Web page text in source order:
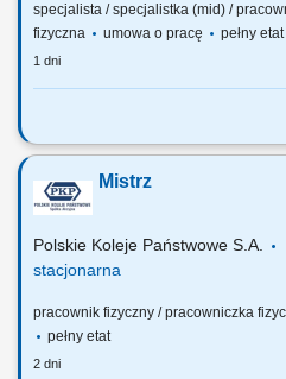
specjalista / specjalistka (mid) /
fizyczna
umowa o pracę pełny etat
1 dni
Jakie zadania na Ciebie czekają?
bezpieczeństwa firmy; Kontrolowanie
wszystkich instalacji; Reagowanie na
Mistrz
Polskie Koleje Państwowe S.A.
stacjonarna
pracownik fizyczny / pracowniczka
pełny etat
2 dni